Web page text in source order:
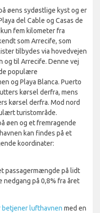
øens sydøstlige kyst og er
del Cable og Casas de
fem kilometer fra
som Arrecife, som
tilbydes via hovedvejen
og til Arrecife. Denne vej
populære
og Playa Blanca. Puerto
kørsel derfra, mens
kørsel derfra. Mod nord
turistområde.
øen og et fremragende
kan findes på et
koordinater:
passagermængde på lidt
nedgang på 0,8% fra året
betjener lufthavnen med en